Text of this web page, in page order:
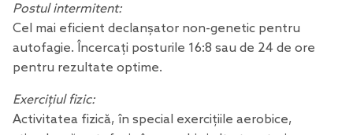
Postul intermitent:
Cel mai eficient declanșator non-genetic pentru
autofagie. Încercați posturile 16:8 sau de 24 de ore
pentru rezultate optime.
Exercițiul fizic:
Activitatea fizică, în special exercițiile aerobice,